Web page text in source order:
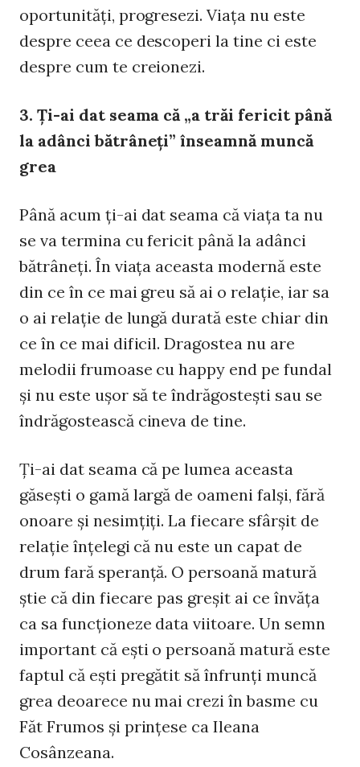
oportunităţi, progresezi. Viaţa nu este
despre ceea ce descoperi la tine ci este
despre cum te creionezi.
3. Ţi-ai dat seama că „a trăi fericit până
la adânci bătrâneţi” înseamnă muncă
grea
Până acum ţi-ai dat seama că viaţa ta nu
se va termina cu fericit până la adânci
bătrâneţi. În viaţa aceasta modernă este
din ce în ce mai greu să ai o relaţie, iar sa
o ai relaţie de lungă durată este chiar din
ce în ce mai dificil. Dragostea nu are
melodii frumoase cu happy end pe fundal
şi nu este uşor să te îndrăgosteşti sau se
îndrăgostească cineva de tine.
Ţi-ai dat seama că pe lumea aceasta
găseşti o gamă largă de oameni falşi, fără
onoare şi nesimţiţi. La fiecare sfârşit de
relaţie înţelegi că nu este un capat de
drum fară speranţă. O persoană matură
ştie că din fiecare pas greşit ai ce învăţa
ca sa funcţioneze data viitoare. Un semn
important că eşti o persoană matură este
faptul că eşti pregătit să înfrunţi muncă
grea deoarece nu mai crezi în basme cu
Făt Frumos şi prinţese ca Ileana
Cosânzeana.